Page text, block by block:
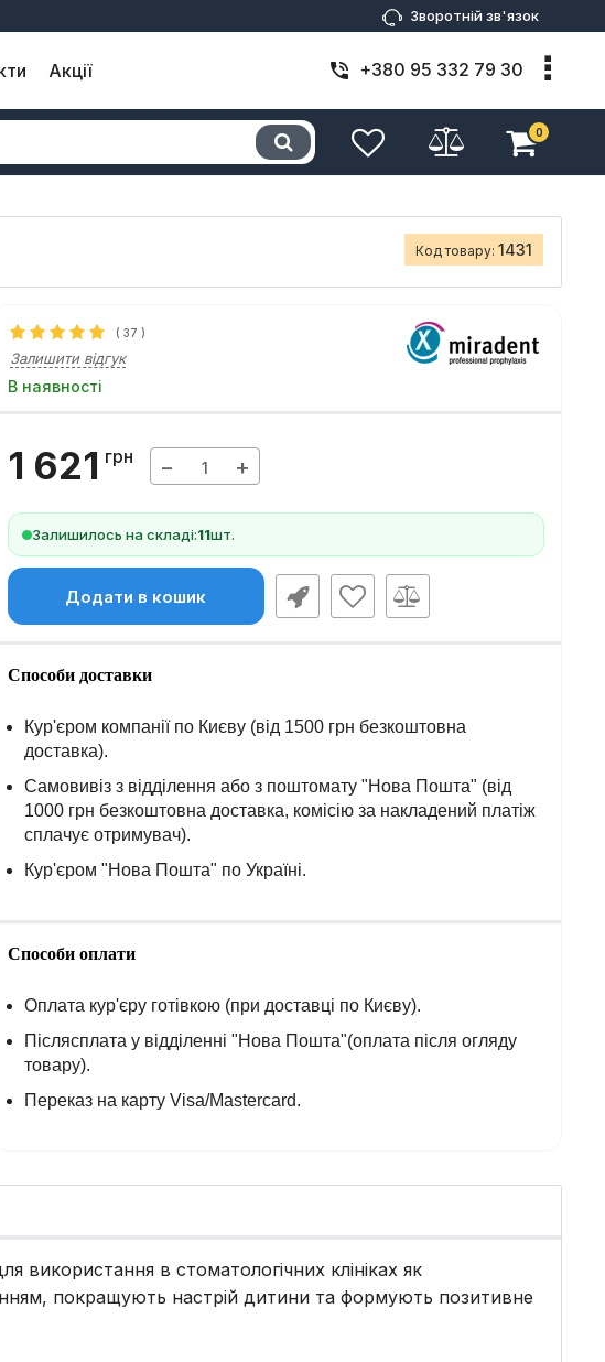
Зворотній зв'язок
Акції +380 95 332 79 30
0
Код товару: 1431
( 37 )
Залишити відгук
В наявності
1 621 грн − +
Залишилось на складі:11шт.
Додати в кошик
Способи доставки
Кур'єром компанії по Києву (від 1500 грн безкоштовна
доставка).
Самовивіз з відділення або з поштомату "Нова Пошта" (від
1000 грн безкоштовна доставка, комісію за накладений платіж
сплачує отримувач).
Кур'єром "Нова Пошта" по Україні.
Способи оплати
Оплата кур'єру готівкою (при доставці по Києву).
Післясплата у відділенні "Нова Пошта"(оплата після огляду
товару).
Переказ на карту Visa/Mastercard.
використання в стоматологічних клініках як
покращують настрій дитини та формують позитивне